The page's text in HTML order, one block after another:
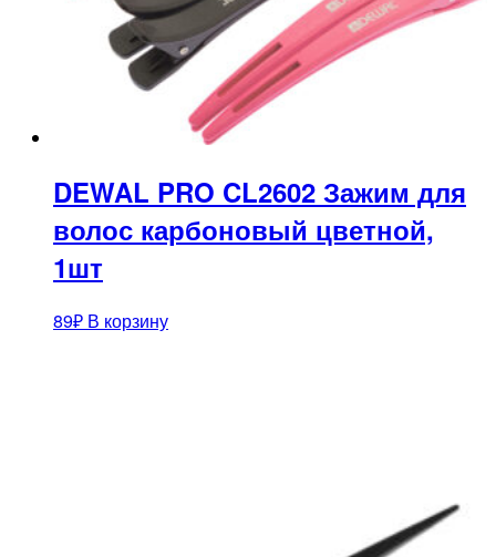
DEWAL PRO CL2602 Зажим для
волос карбоновый цветной,
1шт
89₽ В корзину